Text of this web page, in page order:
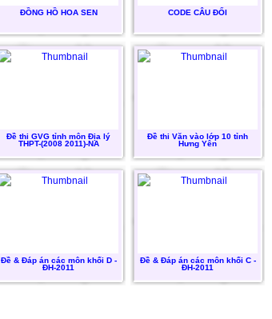
ĐỒNG HỒ HOA SEN CODE CÂU ĐỐI
Đề thi GVG tỉnh môn Địa lý
THPT-(2008 2011)-NA
Đề thi Văn vào lớp 10 tỉnh
Hưng Yên
Đề & Đáp án các môn khối D -
ĐH-2011
Đề & Đáp án các môn khối C -
ĐH-2011